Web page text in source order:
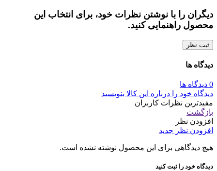
دیگران را با نوشتن نظرات خود، برای انتخاب این
محصول راهنمایی کنید.
ثبت نظر
دیدگاه ها
0 دیدگاه ها
دیدگاه خود را درباره این کالا بنویسید
مفیدترین نظرات کاربران
بازگشت
افزودن نظر
افزودن نظر جدید
هیچ دیدگاهی برای این محصول نوشته نشده است.
دیدگاه خود را ثبت کنید